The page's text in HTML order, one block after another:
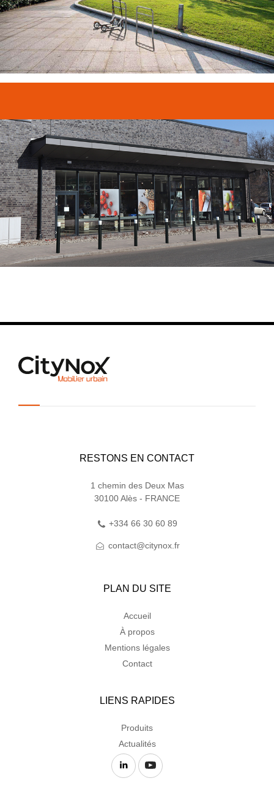
RESTONS EN CONTACT
1 chemin des Deux Mas
30100 Alès - FRANCE
+334 66 30 60 89
contact@citynox.fr
PLAN DU SITE
Accueil
À propos
Mentions légales
Contact
LIENS RAPIDES
Produits
Actualités